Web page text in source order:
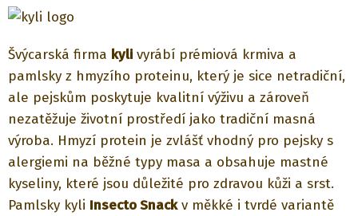
Švýcarská firma kyli vyrábí prémiová krmiva a
pamlsky z hmyzího proteinu, který je sice netradiční,
ale pejskům poskytuje kvalitní výživu a zároveň
nezatěžuje životní prostředí jako tradiční masná
výroba. Hmyzí protein je zvlášť vhodný pro pejsky s
alergiemi na běžné typy masa a obsahuje mastné
kyseliny, které jsou důležité pro zdravou kůži a srst.
Pamlsky kyli Insecto Snackv měkké i tvrdé variantě